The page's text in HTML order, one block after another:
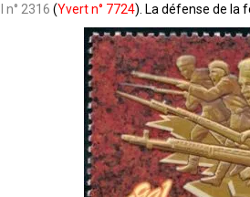
n° 2316 (Yvert n° 7724). La défense de la